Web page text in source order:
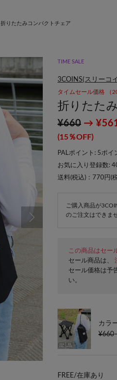
折りたたみコンパクトチェア
TIME SALE
3COINS(スリーコ
タイムセール価格 （
折りたた
¥660 →
(15％OFF)
PALポイント: 5ポイ
お気に入り登録数:
送料(税込)：770円(
ご購入商品が
のご注文はできま
この商品はセー
セール商品は、
セール価格は予
い。
カラ
¥660
FREE/在庫あり